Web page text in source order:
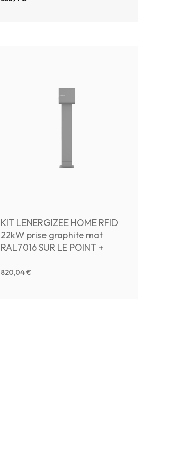
KIT LENERGIZEE HOME RFID
22kW prise graphite mat
RAL7016 SUR LE POINT +
820,04 €